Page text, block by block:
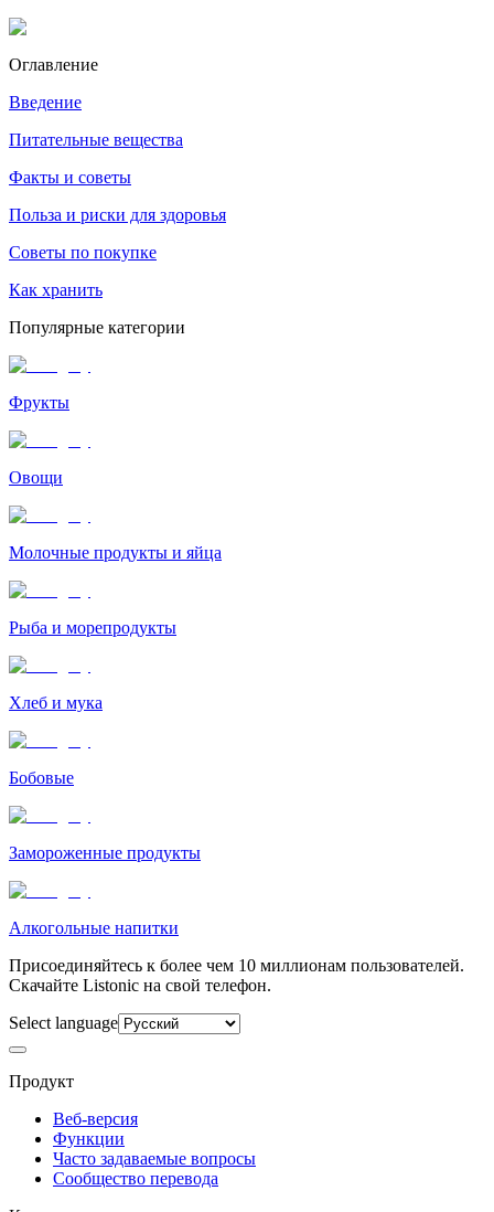
Оглавление
Введение
Питательные вещества
Факты и советы
Польза и риски для здоровья
Советы по покупке
Как хранить
Популярные категории
Фрукты
Овощи
Молочные продукты и яйца
Рыба и морепродукты
Хлеб и мука
Бобовые
Замороженные продукты
Алкогольные напитки
Присоединяйтесь к более чем 10 миллионам пользователей.
Скачайте Listonic на свой телефон.
Select language
Продукт
Веб-версия
Функции
Часто задаваемые вопросы
Сообщество перевода